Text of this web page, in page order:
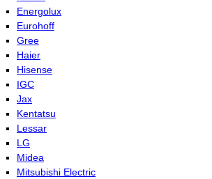
Energolux
Eurohoff
Gree
Haier
Hisense
IGC
Jax
Kentatsu
Lessar
LG
Midea
Mitsubishi Electric